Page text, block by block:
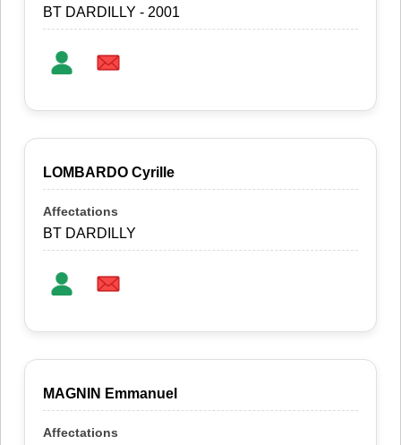
BT DARDILLY - 2001
LOMBARDO Cyrille
BT DARDILLY
MAGNIN Emmanuel